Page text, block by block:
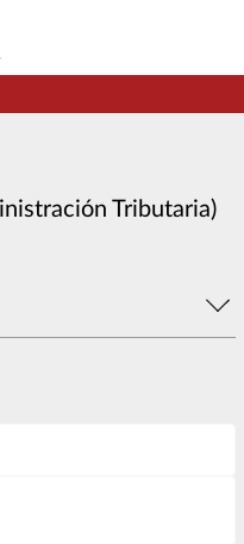
Tributaria)